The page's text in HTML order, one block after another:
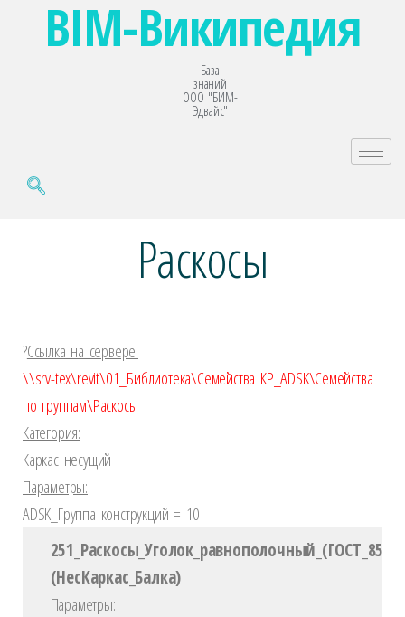
BIM-Википедия
База
знаний
ООО "БИМ-
Эдвайс"
Раскосы
?️Ссылка на сервере:
\\srv-tex\revit\01_Библиотека\Семейства КР_ADSK\Семейства
по группам\Раскосы
Категория:
Каркас несущий
Параметры:
ADSK_Группа конструкций = 10
(НесКаркас_Балка)
Параметры: